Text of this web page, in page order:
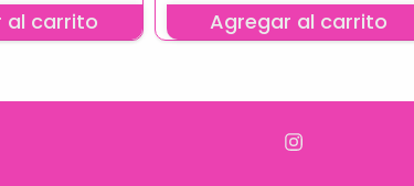
al carrito Agregar al carrito